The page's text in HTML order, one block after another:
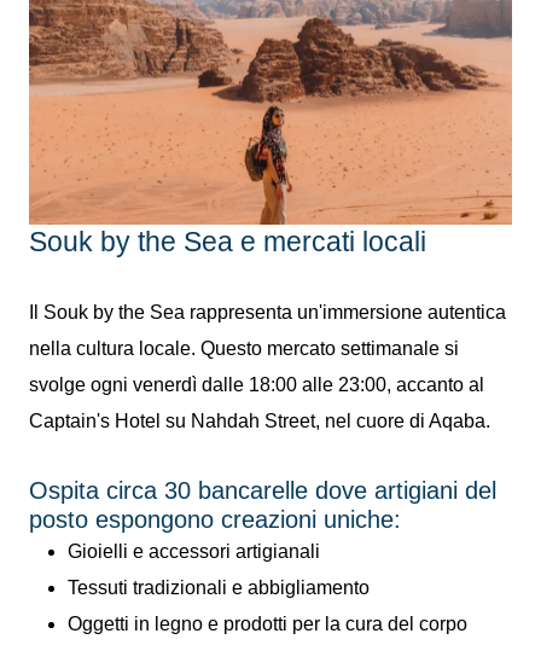
Souk by the Sea e mercati locali
Il Souk by the Sea rappresenta un'immersione autentica
nella cultura locale. Questo mercato settimanale si
svolge ogni venerdì dalle 18:00 alle 23:00, accanto al
Captain's Hotel su Nahdah Street, nel cuore di Aqaba.
Ospita circa 30 bancarelle dove artigiani del
posto espongono creazioni uniche:
Gioielli e accessori artigianali
Tessuti tradizionali e abbigliamento
Oggetti in legno e prodotti per la cura del corpo